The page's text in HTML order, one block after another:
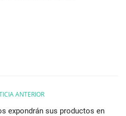
ANTERIOR
expondrán sus productos en